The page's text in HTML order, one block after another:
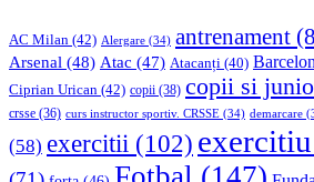
AC Milan (42) Alergare (34) antrenament
Arsenal (48) Atac (47) Atacanți (40)
Ciprian Urican (42) copii (38) copii si
crsse (36) curs instructor sportiv. CRSSE (34) demarcare
(58) exercitii (102) exercitiu